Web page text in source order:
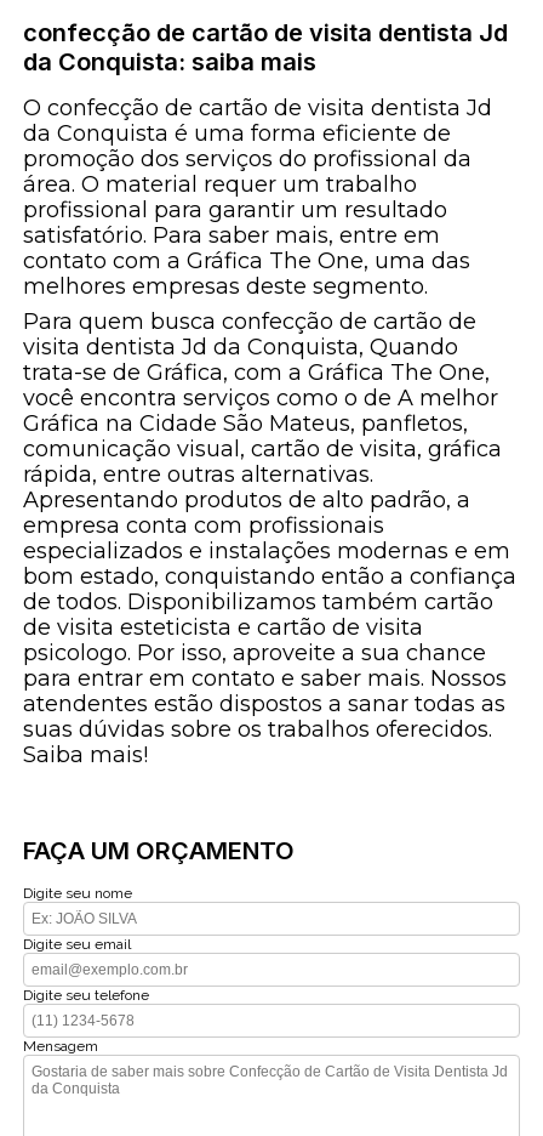
confecção de cartão de visita dentista Jd
da Conquista: saiba mais
O confecção de cartão de visita dentista Jd
da Conquista é uma forma eficiente de
promoção dos serviços do profissional da
área. O material requer um trabalho
profissional para garantir um resultado
satisfatório. Para saber mais, entre em
contato com a Gráfica The One, uma das
melhores empresas deste segmento.
Para quem busca confecção de cartão de
visita dentista Jd da Conquista, Quando
trata-se de Gráfica, com a Gráfica The One,
você encontra serviços como o de A melhor
Gráfica na Cidade São Mateus, panfletos,
comunicação visual, cartão de visita, gráfica
rápida, entre outras alternativas.
Apresentando produtos de alto padrão, a
empresa conta com profissionais
especializados e instalações modernas e em
bom estado, conquistando então a confiança
de todos. Disponibilizamos também cartão
de visita esteticista e cartão de visita
psicologo. Por isso, aproveite a sua chance
para entrar em contato e saber mais. Nossos
atendentes estão dispostos a sanar todas as
suas dúvidas sobre os trabalhos oferecidos.
Saiba mais!
FAÇA UM ORÇAMENTO
Digite seu nome
Digite seu email
Digite seu telefone
Mensagem